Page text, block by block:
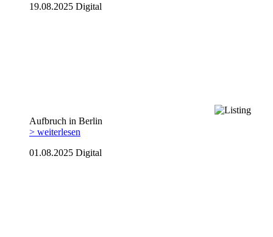
19.08.2025 Digital
Aufbruch in Berlin
> weiterlesen
01.08.2025 Digital